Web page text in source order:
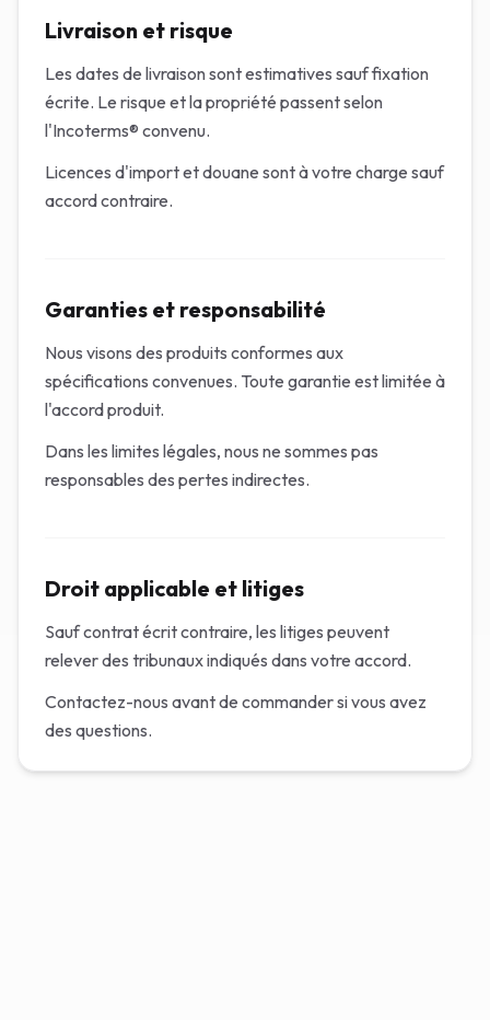
Livraison et risque
Les dates de livraison sont estimatives sauf fixation
écrite. Le risque et la propriété passent selon
l'Incoterms® convenu.
Licences d'import et douane sont à votre charge sauf
accord contraire.
Garanties et responsabilité
Nous visons des produits conformes aux
spécifications convenues. Toute garantie est limitée à
l'accord produit.
Dans les limites légales, nous ne sommes pas
responsables des pertes indirectes.
Droit applicable et litiges
Sauf contrat écrit contraire, les litiges peuvent
relever des tribunaux indiqués dans votre accord.
Contactez-nous avant de commander si vous avez
des questions.